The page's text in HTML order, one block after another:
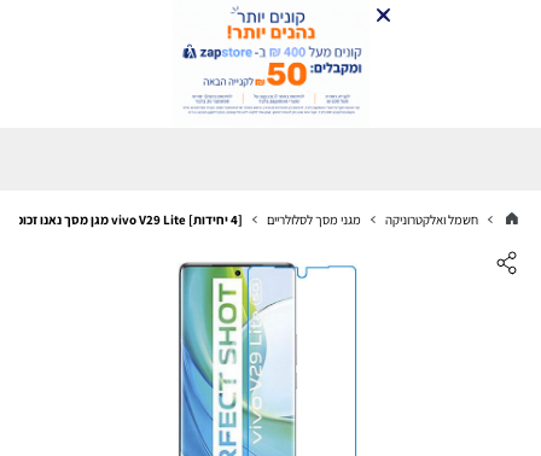
חשמל ואלקטרוניקה מגני מסך לסלולריים [4 יחידות] vivo V29 Lite מגן מסך נאנו זכוכית 9H סקרין מובייל